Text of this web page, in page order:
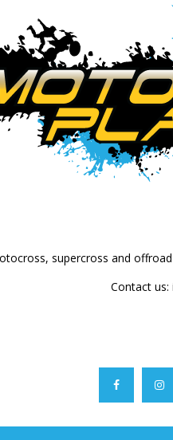
supercross and
Contact us: